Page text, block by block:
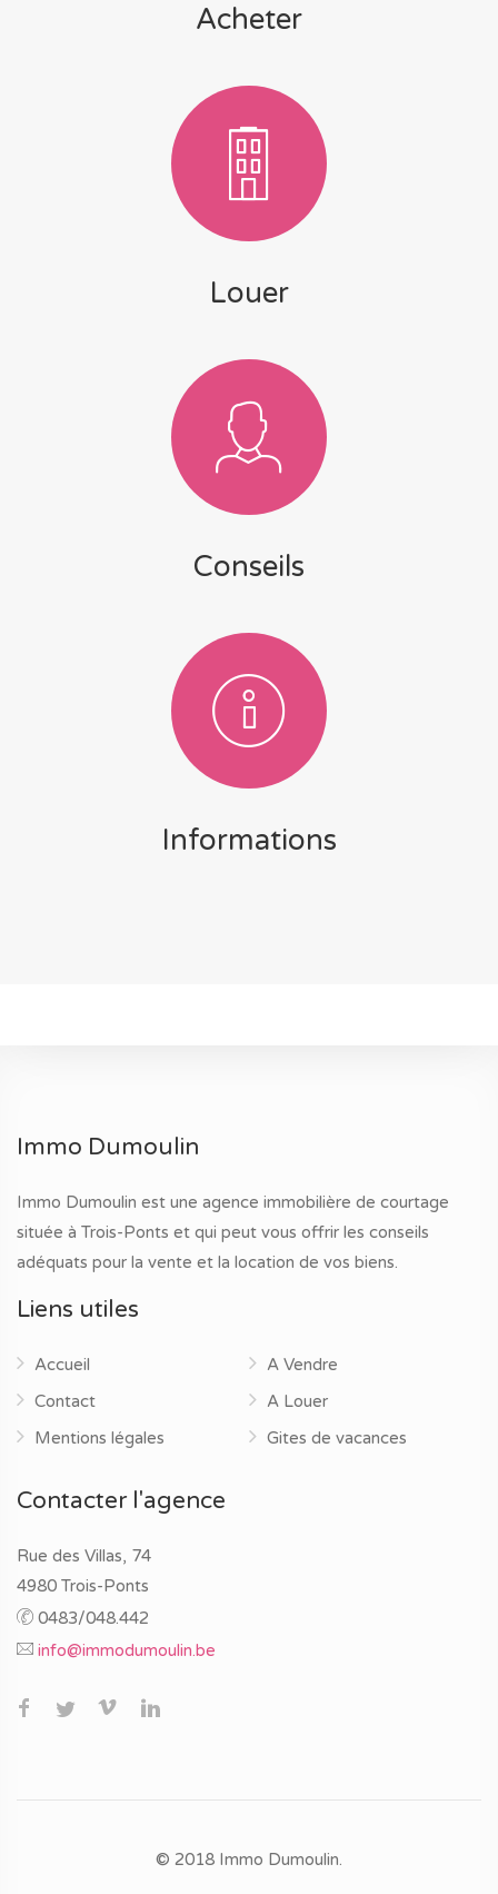
Acheter
Louer
Conseils
Informations
Immo Dumoulin
Immo Dumoulin est une agence immobilière de courtage
située à Trois-Ponts et qui peut vous offrir les conseils
adéquats pour la vente et la location de vos biens.
Liens utiles
Accueil
Contact
Mentions légales
A Vendre
A Louer
Gites de vacances
Contacter l'agence
Rue des Villas, 74
4980 Trois-Ponts
0483/048.442
info@immodumoulin.be
© 2018 Immo Dumoulin.